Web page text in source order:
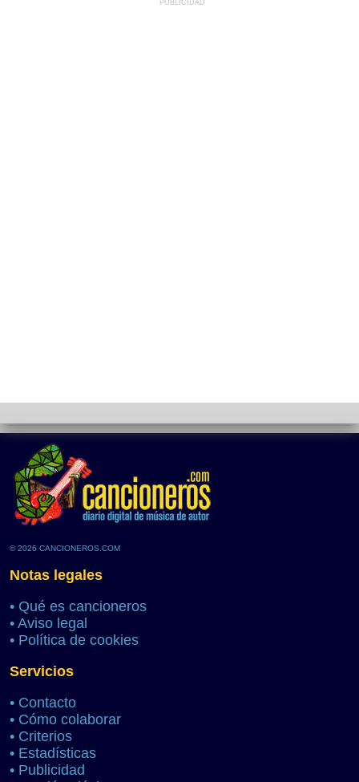
PUBLICIDAD
© 2026 CANCIONEROS.COM
Notas legales
• Qué es cancioneros
• Aviso legal
• Política de cookies
Servicios
• Contacto
• Cómo colaborar
• Criterios
• Estadísticas
• Publicidad